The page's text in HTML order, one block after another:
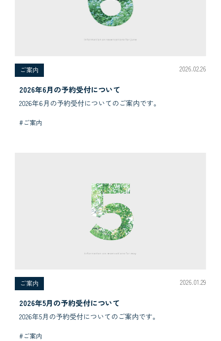
ご案内 2026.02.26
2026年6月の予約受付について
2026年6月の予約受付についてのご案内です。
#ご案内
ご案内 2026.01.29
2026年5月の予約受付について
2026年5月の予約受付についてのご案内です。
#ご案内